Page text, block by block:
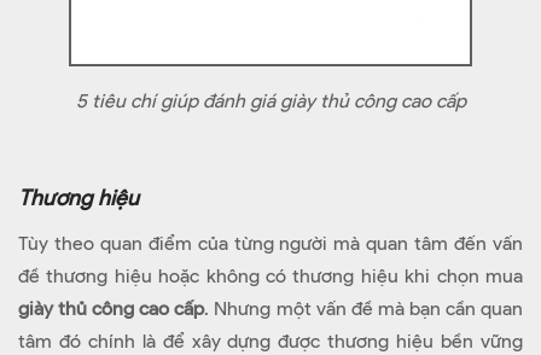
5 tiêu chí giúp đánh giá giày thủ công cao cấp
Thương hiệu
Tùy theo quan điểm của từng người mà quan tâm đến vấn
đề thương hiệu hoặc không có thương hiệu khi chọn mua
giày thủ công cao cấp. Nhưng một vấn đề mà bạn cần quan
tâm đó chính là để xây dựng được thương hiệu bền vững